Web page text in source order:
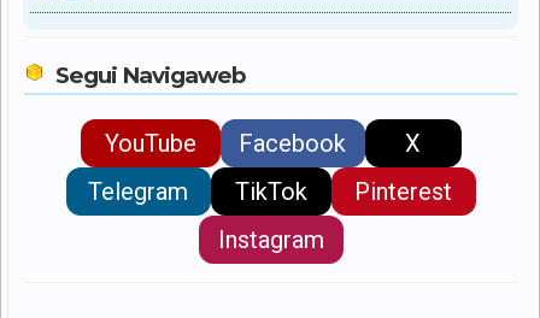
Segui Navigaweb
YouTube Facebook
X
Telegram
TikTok
Pinterest
Instagram